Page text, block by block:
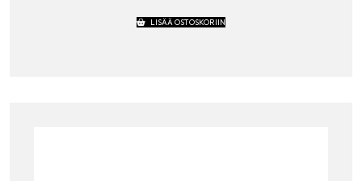
LISÄÄ OSTOSKORIIN